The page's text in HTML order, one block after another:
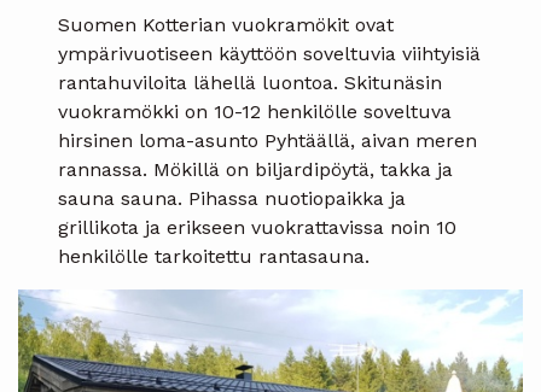
Suomen Kotterian vuokramökit ovat
ympärivuotiseen käyttöön soveltuvia viihtyisiä
rantahuviloita lähellä luontoa. Skitunäsin
vuokramökki on 10-12 henkilölle soveltuva
hirsinen loma-asunto Pyhtäällä, aivan meren
rannassa. Mökillä on biljardipöytä, takka ja
sauna sauna. Pihassa nuotiopaikka ja
grillikota ja erikseen vuokrattavissa noin 10
henkilölle tarkoitettu rantasauna.